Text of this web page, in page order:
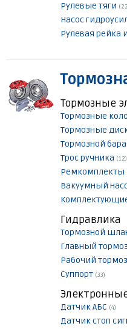
Рулевые тяги
Насос
Рулевая рейка
Тормозные
Тормозные
Тормозные
Тормозной
Трос ручника (12)
Ремкомплекты
Вакуумный
Гидравлика
Тормозной
Главный
Рабочий
Суппорт (33)
Датчик АБС (4)
Датчик стоп